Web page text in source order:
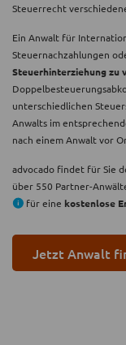
Steuerrecht
Ein Anwalt für
Steuernachzahlungen
Steuerhinterziehung zu
unterschiedlichen
Anwalts im
nach einem Anwalt vor
advocado findet für Sie
über 550 Partner-
für eine kostenlose
Jetzt Anwalt